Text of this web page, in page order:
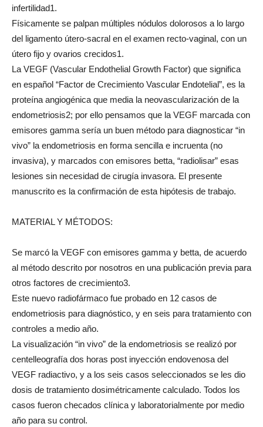
infertilidad1.
Físicamente se palpan múltiples nódulos dolorosos a lo largo
del ligamento útero-sacral en el examen recto-vaginal, con un
útero fijo y ovarios crecidos1.
La VEGF (Vascular Endothelial Growth Factor) que significa
en español “Factor de Crecimiento Vascular Endotelial”, es la
proteína angiogénica que media la neovascularización de la
endometriosis2; por ello pensamos que la VEGF marcada con
emisores gamma sería un buen método para diagnosticar “in
vivo” la endometriosis en forma sencilla e incruenta (no
invasiva), y marcados con emisores betta, “radiolisar” esas
lesiones sin necesidad de cirugía invasora. El presente
manuscrito es la confirmación de esta hipótesis de trabajo.
MATERIAL Y MÉTODOS:
Se marcó la VEGF con emisores gamma y betta, de acuerdo
al método descrito por nosotros en una publicación previa para
otros factores de crecimiento3.
Este nuevo radiofármaco fue probado en 12 casos de
endometriosis para diagnóstico, y en seis para tratamiento con
controles a medio año.
La visualización “in vivo” de la endometriosis se realizó por
centelleografía dos horas post inyección endovenosa del
VEGF radiactivo, y a los seis casos seleccionados se les dio
dosis de tratamiento dosimétricamente calculado. Todos los
casos fueron checados clínica y laboratorialmente por medio
año para su control.